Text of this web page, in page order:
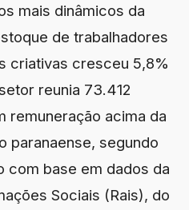
mais dinâmicos da
de trabalhadores
criativas cresceu 5,8%
reunia 73.412
remuneração acima da
paranaense, segundo
com base em dados da
Sociais (Rais), do